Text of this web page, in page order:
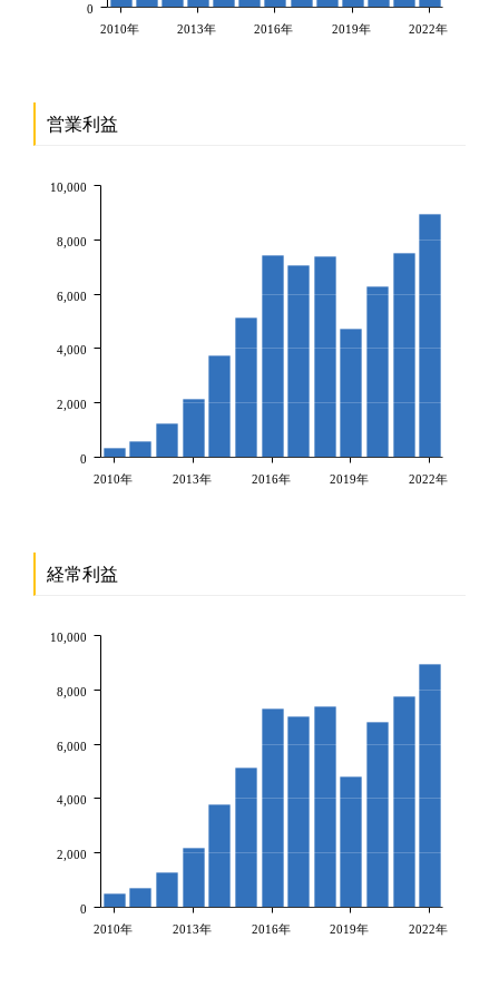
2010年 2013年 2016年 2019年 2022年
0
営業利益
2010年 2013年 2016年 2019年 2022年
0
2,000
4,000
6,000
8,000
10,000
経常利益
2010年 2013年 2016年 2019年 2022年
0
2,000
4,000
6,000
8,000
10,000